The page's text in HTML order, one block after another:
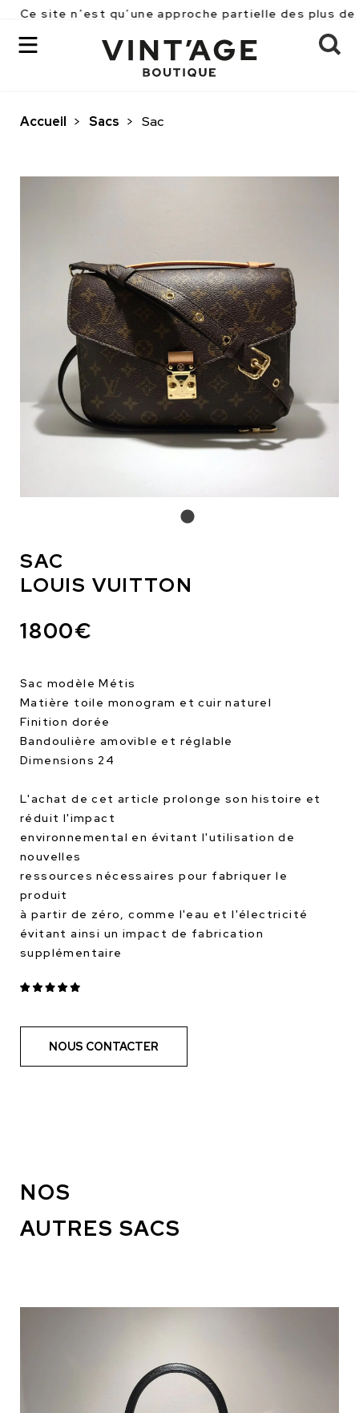
n’est qu’une approche partielle des plus de 2500
Accueil > Sacs > Sac
SAC
LOUIS VUITTON
1800€
Sac modèle Métis
Matière toile monogram et cuir naturel
Finition dorée
Bandoulière amovible et réglable
Dimensions 24
L'achat de cet article prolonge son histoire et
réduit l'impact
environnemental en évitant l'utilisation de
nouvelles
ressources nécessaires pour fabriquer le
produit
à partir de zéro, comme l'eau et l'électricité
évitant ainsi un impact de fabrication
supplémentaire
NOUS CONTACTER
NOS
AUTRES SACS